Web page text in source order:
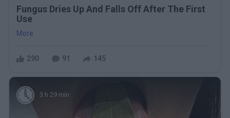
Fungus Dries Up And Falls Off After The First
Use
More
290 91 145
3 h 29 min